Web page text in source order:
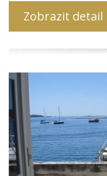
Zobrazit detail